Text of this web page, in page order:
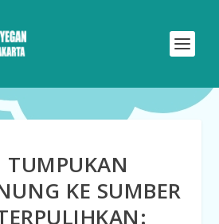
TUMPUKAN
KE SUMBER